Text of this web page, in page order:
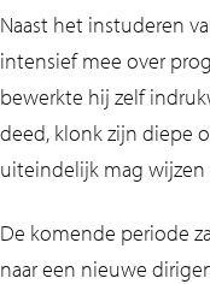
Naast het instuderen
intensief mee over
bewerkte hij zelf
deed, klonk zijn diepe
uiteindelijk mag wijzen
De komende periode
naar een nieuwe